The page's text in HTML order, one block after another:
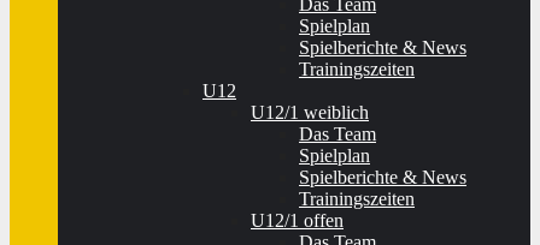
Das Team
Spielplan
Spielberichte & News
Trainingszeiten
U12
U12/1 weiblich
Das Team
Spielplan
Spielberichte & News
Trainingszeiten
U12/1 offen